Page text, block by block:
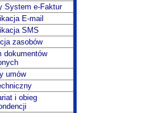
System e-Faktur
E-mail
SMS
zasobów
dokumentów
umów
i obieg